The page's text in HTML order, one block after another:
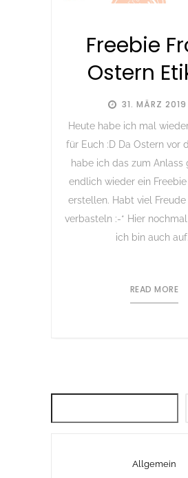
31. MÄRZ 2019
Freebie
Ostern
Heute habe ich mal
für Euch :D Da Ostern vor
habe ich das zum Anlass
endlich wieder ein
erstellen. Habt viel
verbasteln :-* Hier nochmal
ich bin auch
READ MORE
Allgemein